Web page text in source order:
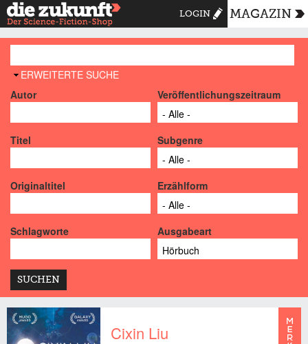
LOGIN MAGAZIN
AUSBLENDEN
ERWEITERTE SUCHE
Autor
Veröffentlichungszeitraum
Titel Subgenre
Originaltitel Erzählform
Schlagworte Ausgabeart
Cixin Liu